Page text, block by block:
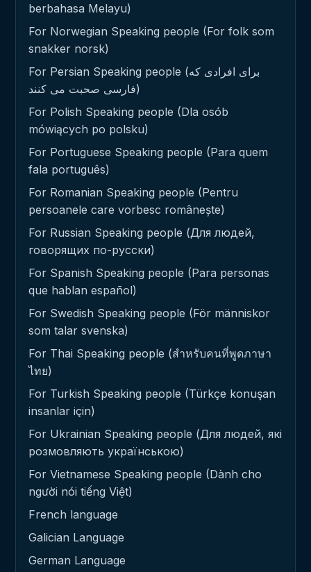
berbahasa Melayu)
For Norwegian Speaking people (For folk som
snakker norsk)
For Persian Speaking people (برای افرادی که
فارسی صحبت می کنند)
For Polish Speaking people (Dla osób
mówiących po polsku)
For Portuguese Speaking people (Para quem
fala português)
For Romanian Speaking people (Pentru
persoanele care vorbesc românește)
For Russian Speaking people (Для людей,
говорящих по-русски)
For Spanish Speaking people (Para personas
que hablan español)
For Swedish Speaking people (För människor
som talar svenska)
For Thai Speaking people (สำหรับคนที่พูดภาษา
ไทย)
For Turkish Speaking people (Türkçe konuşan
insanlar için)
For Ukrainian Speaking people (Для людей, які
розмовляють українською)
For Vietnamese Speaking people (Dành cho
người nói tiếng Việt)
French language
Galician Language
German Language